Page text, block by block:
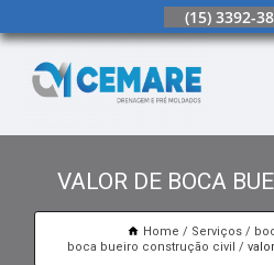
(15) 3392-
VALOR DE BOCA
Home Serviços
boca bueiro construção civil